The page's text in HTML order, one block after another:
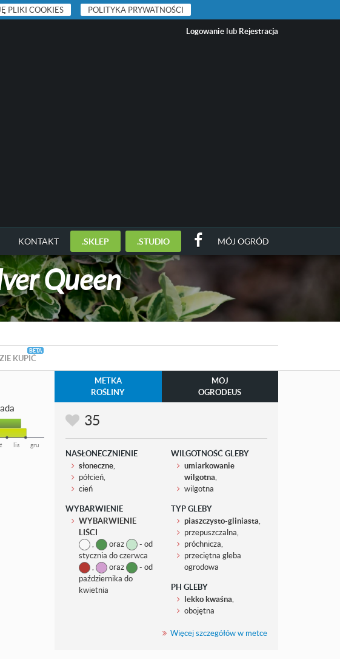
PLIKI COOKIES POLITYKA PRYWATNOŚCI
Logowanie lub Rejestracja
KONTAKT .SKLEP .STUDIO MÓJ OGRÓD
Queen
KUPIĆ
lis gru
METKA
ROŚLINY
MÓJ
OGRODEUS
35
NASŁONECZNIENIE
słoneczne,
półcień,
cień
WYBARWIENIE
WYBARWIENIE
LIŚCI
,
oraz
- od
stycznia do czerwca
,
oraz
- od
października do
kwietnia
WILGOTNOŚĆ GLEBY
umiarkowanie
wilgotna
wilgotna
TYP GLEBY
piaszczysto-gliniasta
przepuszczalna,
próchnicza,
przeciętna gleba
ogrodowa
PH GLEBY
lekko kwaśna
obojętna
Więcej szczegółów w metce